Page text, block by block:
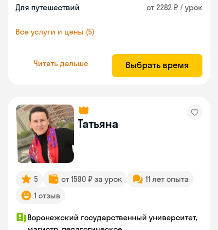
Для путешествий от 2282 ₽ / урок
Все услуги и цены (5)
Читать дальше Выбрать время
Татьяна
5 от 1590 ₽ за урок
11 лет опыта
1 отзыв
Воронежский государственный университет,